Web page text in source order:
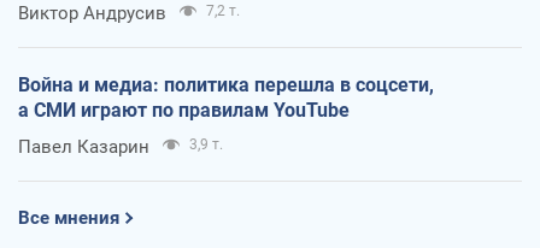
Виктор Андрусив 7,2 т.
Война и медиа: политика перешла в соцсети,
а СМИ играют по правилам YouTube
Павел Казарин 3,9 т.
Все мнения